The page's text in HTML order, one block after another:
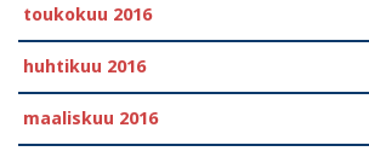
toukokuu 2016
huhtikuu 2016
maaliskuu 2016